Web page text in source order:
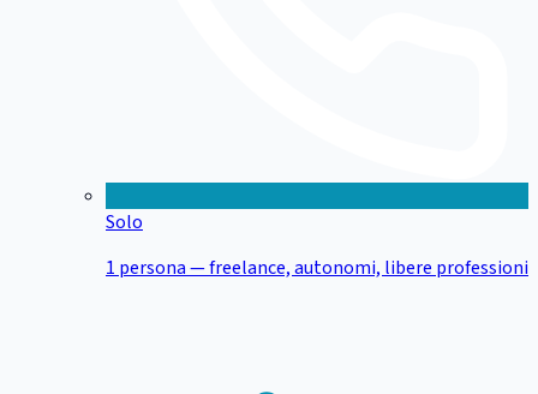
Solo
1 persona — freelance, autonomi, libere professioni